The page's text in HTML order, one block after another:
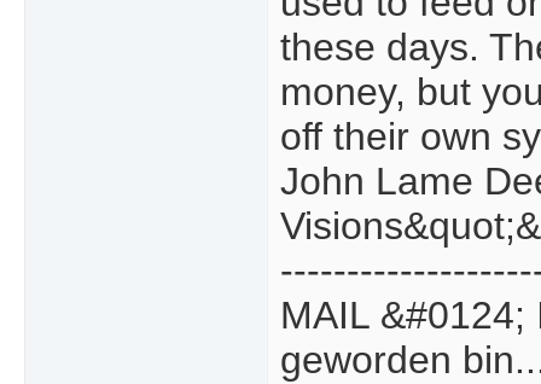
these days.
money, but
off their own
John Lame
MAIL
geworden